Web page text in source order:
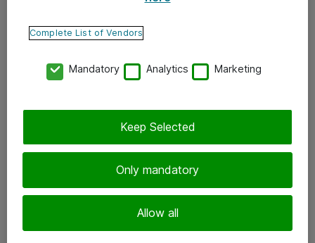
Yhteystiedot
Ota yhteyttä
Complete List of Vendors
Mandatory Analytics Marketing
Only mandatory
Allow all
Keep Selected